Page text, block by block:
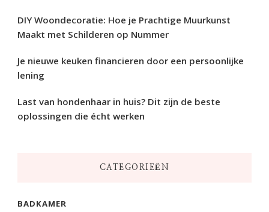
DIY Woondecoratie: Hoe je Prachtige Muurkunst
Maakt met Schilderen op Nummer
Je nieuwe keuken financieren door een persoonlijke
lening
Last van hondenhaar in huis? Dit zijn de beste
oplossingen die écht werken
CATEGORIEËN
BADKAMER